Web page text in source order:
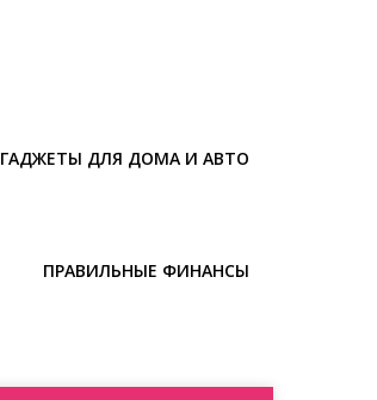
ГАДЖЕТЫ ДЛЯ ДОМА И АВТО
ПРАВИЛЬНЫЕ ФИНАНСЫ